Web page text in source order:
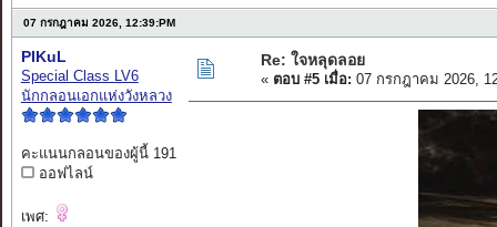
07 กรกฎาคม 2026, 12:39:PM
PIKuL
Special Class LV6
นักกลอนเอกแห่งวังหลวง
คะแนนกลอนของผู้นี้ 191
ออฟไลน์
เพศ:
Re: ใจหลุดลอย
« ตอบ #5 เมื่อ: 07 กรกฎาคม 2026,